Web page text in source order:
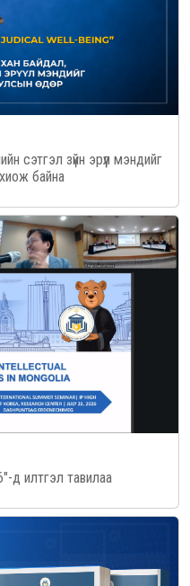
сэтгэл зүйн эрүүл мэндийг
байна
д илтгэл тавилаа